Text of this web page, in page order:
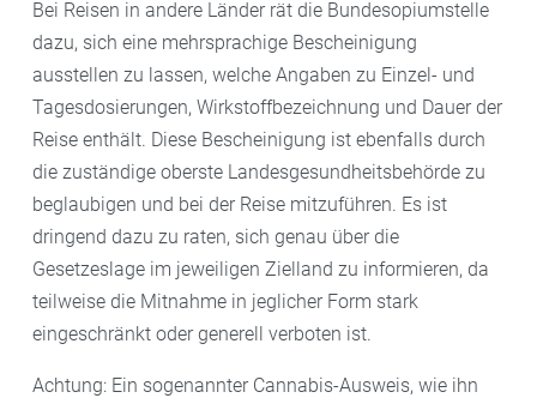
Bei Reisen in andere Länder rät die Bundesopiumstelle
dazu, sich eine mehrsprachige Bescheinigung
ausstellen zu lassen, welche Angaben zu Einzel- und
Tagesdosierungen, Wirkstoffbezeichnung und Dauer der
Reise enthält. Diese Bescheinigung ist ebenfalls durch
die zuständige oberste Landesgesundheitsbehörde zu
beglaubigen und bei der Reise mitzuführen. Es ist
dringend dazu zu raten, sich genau über die
Gesetzeslage im jeweiligen Zielland zu informieren, da
teilweise die Mitnahme in jeglicher Form stark
eingeschränkt oder generell verboten ist.
Achtung: Ein sogenannter Cannabis-Ausweis, wie ihn